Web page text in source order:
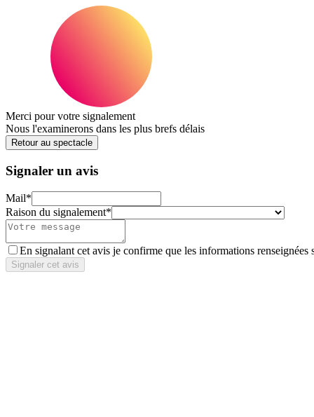
Merci pour votre signalement
Nous l'examinerons dans les plus brefs délais
Retour au spectacle
Signaler un avis
Mail*
Raison du signalement*
En signalant cet avis je confirme que les informations renseignées
Signaler cet avis